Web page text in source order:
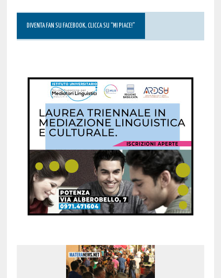
DIVENTA FAN SU FACEBOOK, CLICCA SU “MI PIACE!”